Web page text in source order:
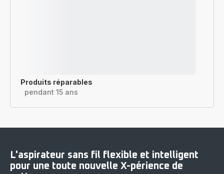
Produits réparables
pendant 15 ans
L'aspirateur sans fil flexible et intelligent
pour une toute nouvelle X-périence de